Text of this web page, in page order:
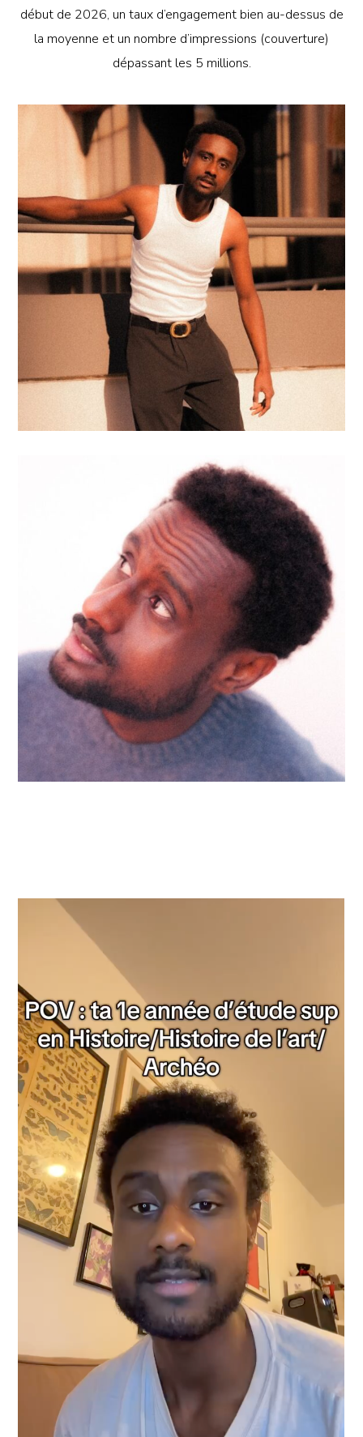
début de 2026, un taux d’engagement bien au-dessus de
la moyenne et un nombre d’impressions (couverture)
dépassant les 5 millions.